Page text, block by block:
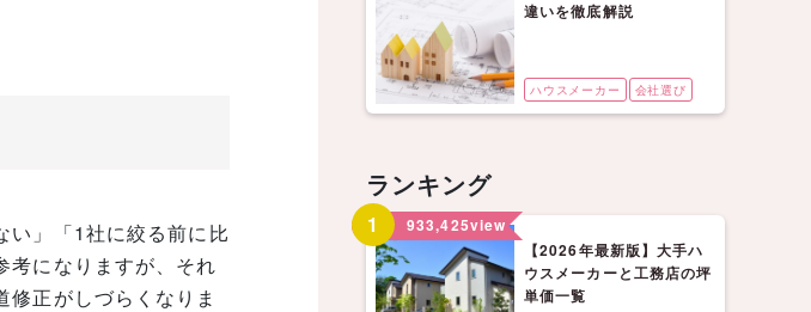
い」「1社に絞る前に比
考になりますが、それ
正がしづらくなりま
違いを徹底解説
ハウスメーカー 会社選び
ランキング
1 933,425view
【2026年最新版】大手ハ
ウスメーカーと工務店の坪
単価一覧